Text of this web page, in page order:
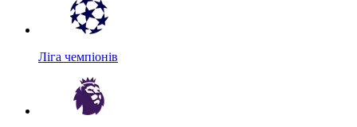
Ліга чемпіонів